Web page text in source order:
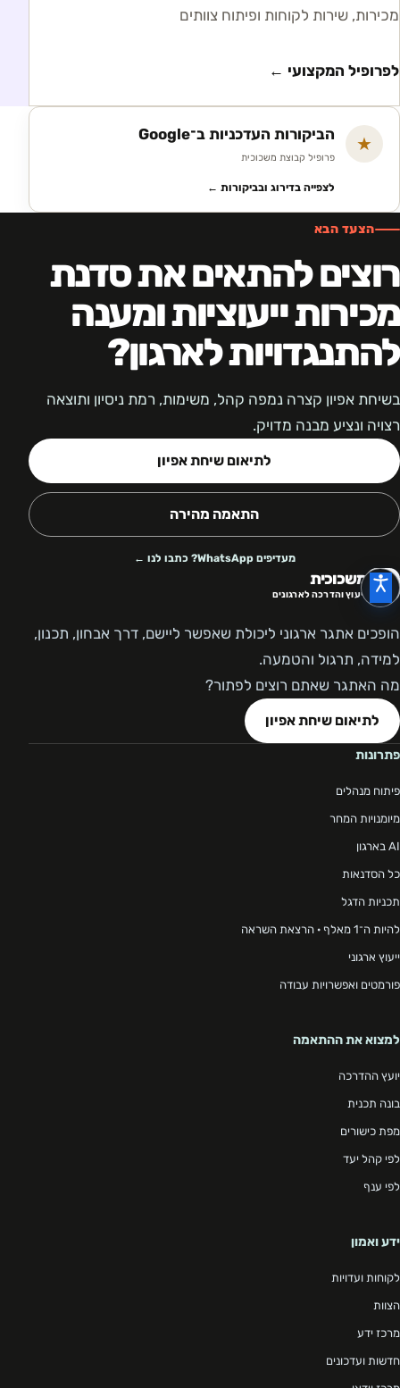
מכירות, שירות לקוחות ופיתוח צוותים
לפרופיל המקצועי ←
★ הביקורות העדכניות ב־Google
פרופיל קבוצת משכוכית
לצפייה בדירוג ובביקורות ←
הצעד הבא
רוצים להתאים את סדנת
מכירות ייעוציות ומענה
להתנגדויות לארגון?
בשיחת אפיון קצרה נמפה קהל, משימות, רמת ניסיון ותוצאה
רצויה ונציע מבנה מדויק.
לתיאום שיחת אפיון
התאמה מהירה
מעדיפים WhatsApp? כתבו לנו ←
משכוכית
ייעוץ והדרכה לארגונים
הופכים אתגר ארגוני ליכולת שאפשר ליישם, דרך אבחון, תכנון,
למידה, תרגול והטמעה.
מה האתגר שאתם רוצים לפתור?
לתיאום שיחת אפיון
פתרונות
פיתוח מנהלים
מיומנויות המחר
AI בארגון
כל הסדנאות
תכניות הדגל
להיות ה־1 מאלף · הרצאת השראה
ייעוץ ארגוני
פורמטים ואפשרויות עבודה
למצוא את ההתאמה
יועץ ההדרכה
בונה תכנית
מפת כישורים
לפי קהל יעד
לפי ענף
ידע ואמון
לקוחות ועדויות
הצוות
מרכז ידע
חדשות ועדכונים